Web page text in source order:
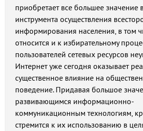
приобретает все большее значение
инструмента осуществления
информирования населения, в том
относится и к избирательному
пользователей сетевых ресурсов
Интернет уже сегодня оказывает
существенное влияние на
поведение. Придавая большое
развивающимся информационно-
коммуникационным технологиям,
стремится к их использованию в